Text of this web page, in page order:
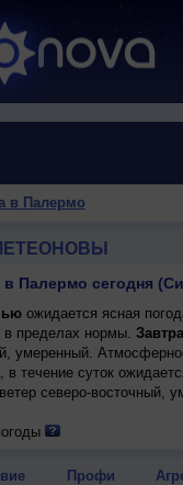
в Палермо
в Палермо сегодня
ожидается ясная
в пределах нормы.
умеренный.
, в течение суток
северо-восточный,
Профи